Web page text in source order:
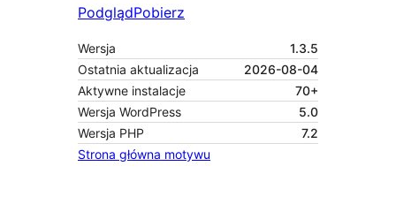
PodglądPobierz
Wersja
1.3.5
Ostatnia aktualizacja
2026-08-04
Aktywne instalacje
70+
Wersja WordPress
5.0
Wersja PHP
7.2
Strona główna motywu